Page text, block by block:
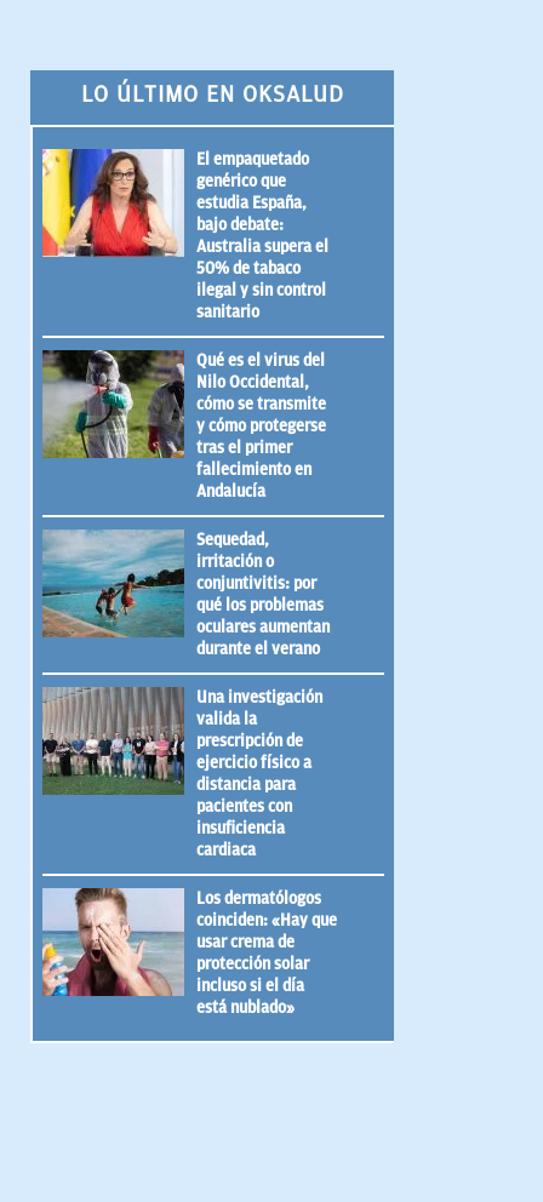
LO ÚLTIMO EN OKSALUD
El empaquetado
genérico que
estudia España,
bajo debate:
Australia supera el
50% de tabaco
ilegal y sin control
sanitario
Qué es el virus del
Nilo Occidental,
cómo se transmite
y cómo protegerse
tras el primer
fallecimiento en
Andalucía
Sequedad,
irritación o
conjuntivitis: por
qué los problemas
oculares aumentan
durante el verano
Una investigación
valida la
prescripción de
ejercicio físico a
distancia para
pacientes con
insuficiencia
cardiaca
Los dermatólogos
coinciden: «Hay que
usar crema de
protección solar
incluso si el día
está nublado»